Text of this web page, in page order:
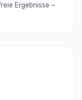
Ergebnisse –